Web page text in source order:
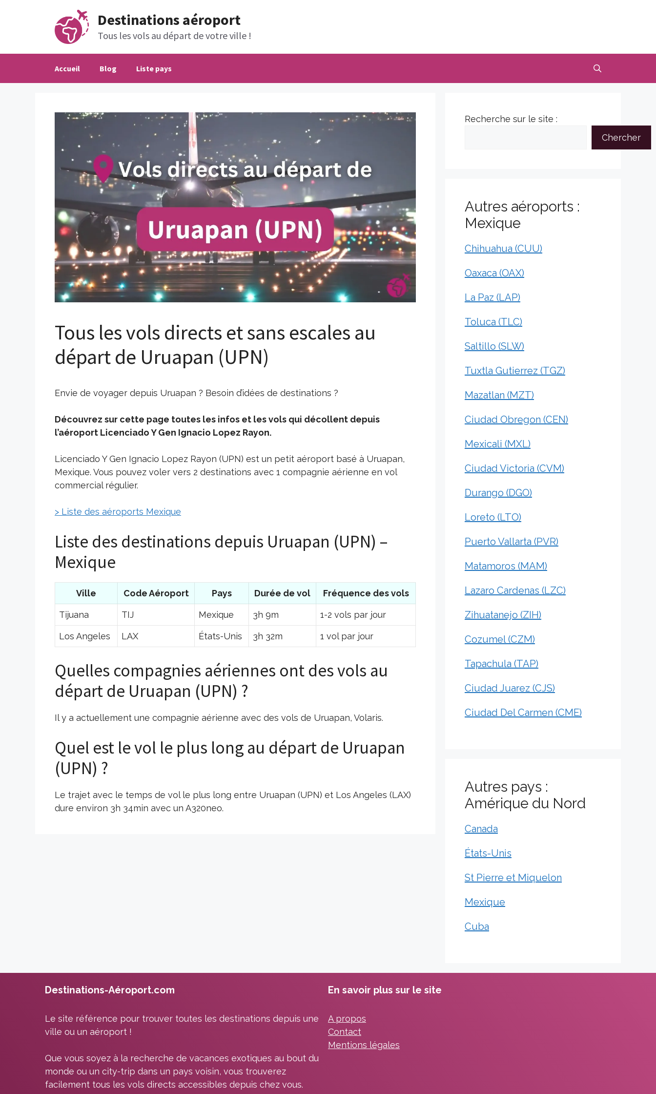
Destinations aéroport
Tous les vols au départ de votre ville !
Accueil Blog Liste pays
Tous les vols directs et sans escales au
départ de Uruapan (UPN)
Envie de voyager depuis Uruapan ? Besoin d’idées de destinations ?
Découvrez sur cette page toutes les infos et les vols qui décollent depuis
l’aéroport Licenciado Y Gen Ignacio Lopez Rayon.
Licenciado Y Gen Ignacio Lopez Rayon (UPN) est un petit aéroport basé à Uruapan,
Mexique. Vous pouvez voler vers 2 destinations avec 1 compagnie aérienne en vol
commercial régulier.
> Liste des aéroports Mexique
Liste des destinations depuis Uruapan (UPN) –
Mexique
Ville Code Aéroport Pays Durée de vol Fréquence des vols
Tijuana TIJ Mexique 3h 9m 1-2 vols par jour
Los Angeles LAX États-Unis 3h 32m 1 vol par jour
Quelles compagnies aériennes ont des vols au
départ de Uruapan (UPN) ?
Il y a actuellement une compagnie aérienne avec des vols de Uruapan, Volaris.
Quel est le vol le plus long au départ de Uruapan
(UPN) ?
Le trajet avec le temps de vol le plus long entre Uruapan (UPN) et Los Angeles (LAX)
dure environ 3h 34min avec un A320neo.
Recherche sur le site :
Chercher
Autres aéroports :
Mexique
Chihuahua (CUU)
Oaxaca (OAX)
La Paz (LAP)
Toluca (TLC)
Saltillo (SLW)
Tuxtla Gutierrez (TGZ)
Mazatlan (MZT)
Ciudad Obregon (CEN)
Mexicali (MXL)
Ciudad Victoria (CVM)
Durango (DGO)
Loreto (LTO)
Puerto Vallarta (PVR)
Matamoros (MAM)
Lazaro Cardenas (LZC)
Zihuatanejo (ZIH)
Cozumel (CZM)
Tapachula (TAP)
Ciudad Juarez (CJS)
Ciudad Del Carmen (CME)
Autres pays :
Amérique du Nord
Canada
États-Unis
St Pierre et Miquelon
Mexique
Cuba
Destinations-Aéroport.com
Le site référence pour trouver toutes les destinations depuis une
ville ou un aéroport !
Que vous soyez à la recherche de vacances exotiques au bout du
monde ou un city-trip dans un pays voisin, vous trouverez
facilement tous les vols directs accessibles depuis chez vous.
En savoir plus sur le site
A propos
Contact
Mentions légales